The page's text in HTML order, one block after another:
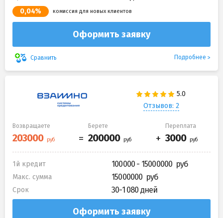
0,04% комиссия для новых клиентов
Оформить заявку
Сравнить Подробнее
Отзывов: 2
Возвращаете Берете Переплата
1й кредит 100000 - 15000000
Макс. сумма 15000000
Срок 30-1 080 дней
Оформить заявку